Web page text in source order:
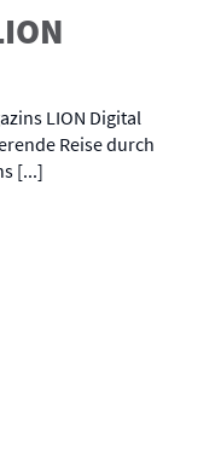
LION Digital
Reise durch
[...]